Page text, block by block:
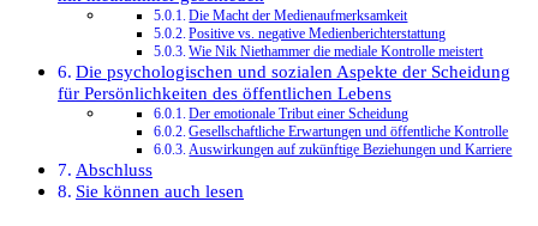
Die Macht der Medienaufmerksamkeit
Positive vs. negative Medienberichterstattung
Wie Nik Niethammer die mediale Kontrolle meistert
Die psychologischen und sozialen Aspekte der Scheidung
für Persönlichkeiten des öffentlichen Lebens
Der emotionale Tribut einer Scheidung
Gesellschaftliche Erwartungen und öffentliche Kontrolle
Auswirkungen auf zukünftige Beziehungen und Karriere
Abschluss
Sie können auch lesen